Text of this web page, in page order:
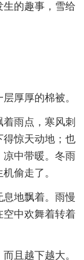
的趣事，雪给
厚厚的棉被。
雨点，寒风刺
得惊天动地；也
凉中带暖。冬雨
偷走了。
地飘着。雨慢
空中欢舞着转着
且越下越大。